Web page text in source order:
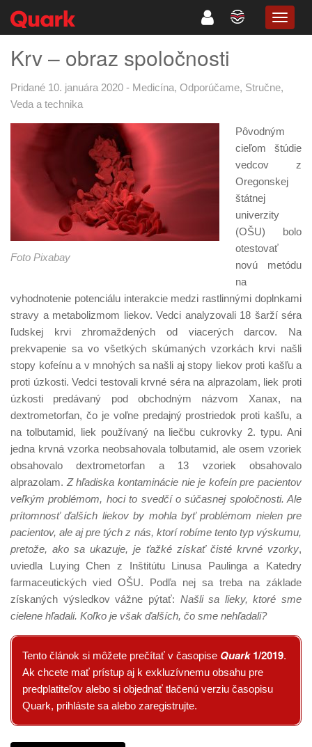
Krv – obraz spoločnosti
Pridané 10. januára 2020 - Medicína, Odporúčame, Stručne,
Veda a technika
Foto Pixabay
Pôvodným
cieľom štúdie
vedcov z
Oregonskej
štátnej
univerzity
(OŠU) bolo
otestovať
novú metódu
na
vyhodnotenie potenciálu interakcie medzi rastlinnými doplnkami
stravy a metabolizmom liekov. Vedci analyzovali 18 šarží séra
ľudskej krvi zhromaždených od viacerých darcov. Na
prekvapenie sa vo všetkých skúmaných vzorkách krvi našli
stopy kofeínu a v mnohých sa našli aj stopy liekov proti kašľu a
proti úzkosti. Vedci testovali krvné séra na alprazolam, liek proti
úzkosti predávaný pod obchodným názvom Xanax, na
dextrometorfan, čo je voľne predajný prostriedok proti kašľu, a
na tolbutamid, liek používaný na liečbu cukrovky 2. typu. Ani
jedna krvná vzorka neobsahovala tolbutamid, ale osem vzoriek
obsahovalo dextrometorfan a 13 vzoriek obsahovalo
alprazolam. Z hľadiska kontaminácie nie je kofeín pre pacientov
veľkým problémom, hoci to svedčí o súčasnej spoločnosti. Ale
prítomnosť ďalších liekov by mohla byť problémom nielen pre
pacientov, ale aj pre tých z nás, ktorí robíme tento typ výskumu,
pretože, ako sa ukazuje, je ťažké získať čisté krvné vzorky,
uviedla Luying Chen z Inštitútu Linusa Paulinga a Katedry
farmaceutických vied OŠU. Podľa nej sa treba na základe
získaných výsledkov vážne pýtať: Našli sa lieky, ktoré sme
cielene hľadali. Koľko je však ďalších, čo sme nehľadali?
Tento článok si môžete prečítať v časopise Quark1/2019.
Ak chcete mať prístup aj k exkluzívnemu obsahu pre
predplatiteľov alebo si objednať tlačenú verziu časopisu
Quark, prihláste sa alebo zaregistrujte.